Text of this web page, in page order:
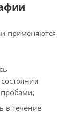
применяются
в течение